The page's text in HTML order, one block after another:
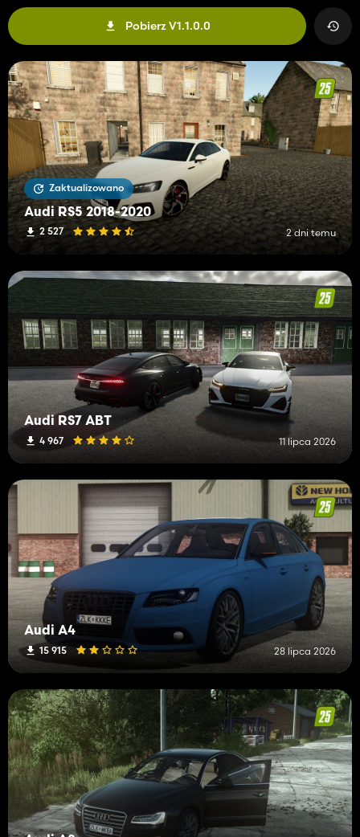
Pobierz V1.1.0.0
Zaktualizowano
Audi RS5 2018-2020
2 527 2 dni temu
Audi RS7 ABT
4 967 11 lipca 2026
Audi A4
15 915 28 lipca 2026